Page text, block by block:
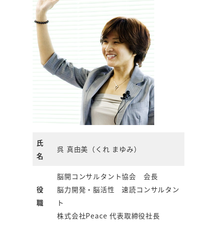
氏
名
呉 真由美（くれ まゆみ）
役
職
脳開コンサルタント協会 会長
脳力開発・脳活性 速読コンサルタン
ト
株式会社Peace 代表取締役社長